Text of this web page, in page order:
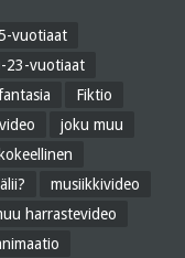
vuotiaat
23-vuotiaat
Fiktio
joku muu
kokeellinen
musiikkivideo
harrastevideo